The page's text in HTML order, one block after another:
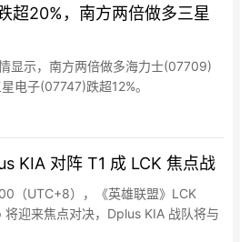
超20%，南方两倍做多三星
显示，南方两倍做多海力士(07709)
电子(07747)跌超12%。
KIA 对阵 T1 成 LCK 焦点战
（UTC+8），《英雄联盟》LCK
迎来焦点对决，Dplus KIA 战队将与
，Gate 预测市场数据显示，T1 获胜支